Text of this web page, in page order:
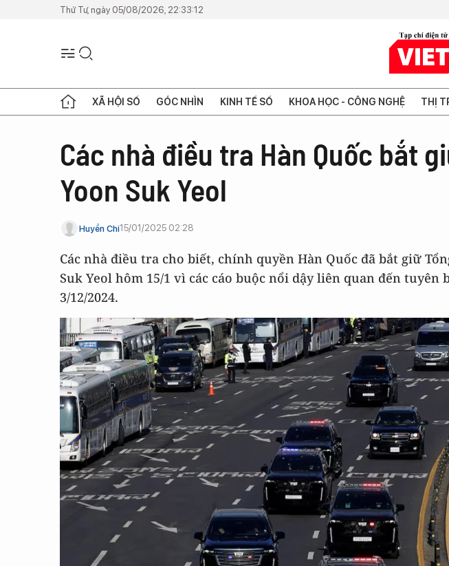
Thứ Tư, ngày 05/08/2026, 22:33:12
XÃ HỘI SỐ GÓC NHÌN KINH TẾ SỐ KHOA HỌC - CÔNG NGHỆ THỊ
Các nhà điều tra Hàn Quốc bắt
Yoon Suk Yeol
Huyền Chi15/01/2025 02:28
Các nhà điều tra cho biết, chính quyền Hàn Quốc đã bắt giữ
Suk Yeol hôm 15/1 vì các cáo buộc nổi dậy liên quan đến
3/12/2024.